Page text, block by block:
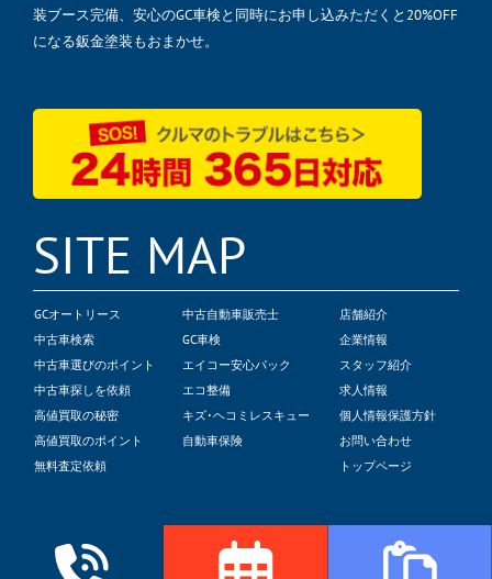
装ブース完備、安心のGC車検と同時にお申し込みただくと20%OFF
になる鈑金塗装もおまかせ。
SITE MAP
GCオートリース
中古車検索
中古車選びのポイント
中古車探しを依頼
高値買取の秘密
高値買取のポイント
無料査定依頼
中古自動車販売士
GC車検
エイコー安心パック
エコ整備
キズ･ヘコミレスキュー
自動車保険
店舗紹介
企業情報
スタッフ紹介
求人情報
個人情報保護方針
お問い合わせ
トップページ